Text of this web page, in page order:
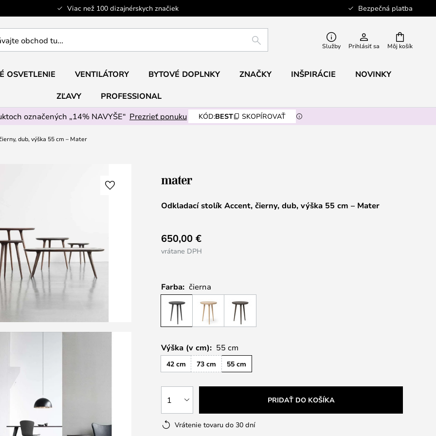
Viac než 100 dizajnérskych značiek Bezpečná platba
Môj košík
HĽADAŤ Služby Prihlásiť sa
OSVETLENIE VENTILÁTORY BYTOVÉ DOPLNKY ZNAČKY INŠPIRÁCIE NOVINKY
ZĽAVY
PROFESSIONAL
označených „14% NAVYŠE“ Prezrieť ponuku KÓD:BEST SKOPÍROVAŤ
dub, výška 55 cm – Mater
Odkladací stolík Accent, čierny, dub, výška 55 cm – Mater
650,00 €
vrátane DPH
Farba: čierna
Výška (v cm): 55 cm
42 cm 73 cm 55 cm
1 PRIDAŤ DO KOŠÍKA
Vrátenie tovaru do 30 dní